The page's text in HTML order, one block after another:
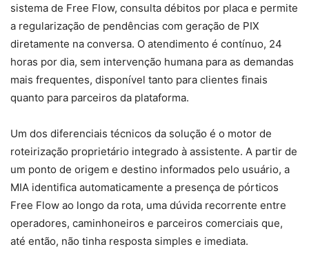
sistema de Free Flow, consulta débitos por placa e permite
a regularização de pendências com geração de PIX
diretamente na conversa. O atendimento é contínuo, 24
horas por dia, sem intervenção humana para as demandas
mais frequentes, disponível tanto para clientes finais
quanto para parceiros da plataforma.
Um dos diferenciais técnicos da solução é o motor de
roteirização proprietário integrado à assistente. A partir de
um ponto de origem e destino informados pelo usuário, a
MIA identifica automaticamente a presença de pórticos
Free Flow ao longo da rota, uma dúvida recorrente entre
operadores, caminhoneiros e parceiros comerciais que,
até então, não tinha resposta simples e imediata.